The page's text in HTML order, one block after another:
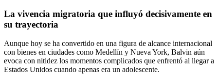
La vivencia migratoria que influyó decisivamente en
su trayectoria
Aunque hoy se ha convertido en una figura de alcance internacional
con bienes en ciudades como Medellín y Nueva York, Balvin aún
evoca con nitidez los momentos complicados que enfrentó al llegar a
Estados Unidos cuando apenas era un adolescente.